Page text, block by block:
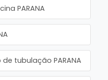
PARANA
tubulação PARANA